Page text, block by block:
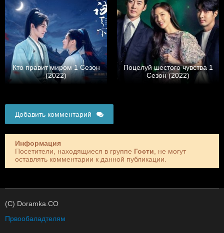
Кто правит миром 1 Сезон
(2022)
Поцелуй шестого чувства 1
Сезон (2022)
Добавить комментарий
Информация
Посетители, находящиеся в группе Гости, не могут
оставлять комментарии к данной публикации.
(C) Doramka.CO
Првообаладтелям